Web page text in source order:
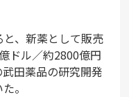
と、新薬として販売
ドル／約2800億円
田薬品の研究開発
。